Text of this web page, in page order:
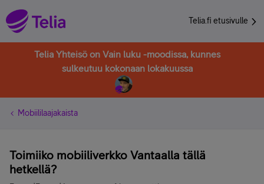
Telia.fi etusivulle
Telia Yhteisö on Vain luku -moodissa, kunnes
sulkeutuu kokonaan lokakuussa
Mobiililaajakaista
Toimiiko mobiiliverkko Vantaalla tällä
hetkellä?